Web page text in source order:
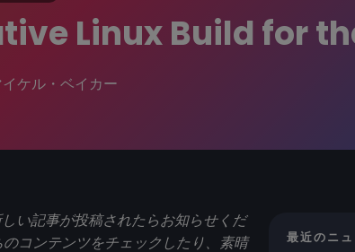
Linux Build for
イケル・ベイカー
い記事が投稿されたらお知らせくだ
コンテンツをチェックしたり、素晴
最近のニュ